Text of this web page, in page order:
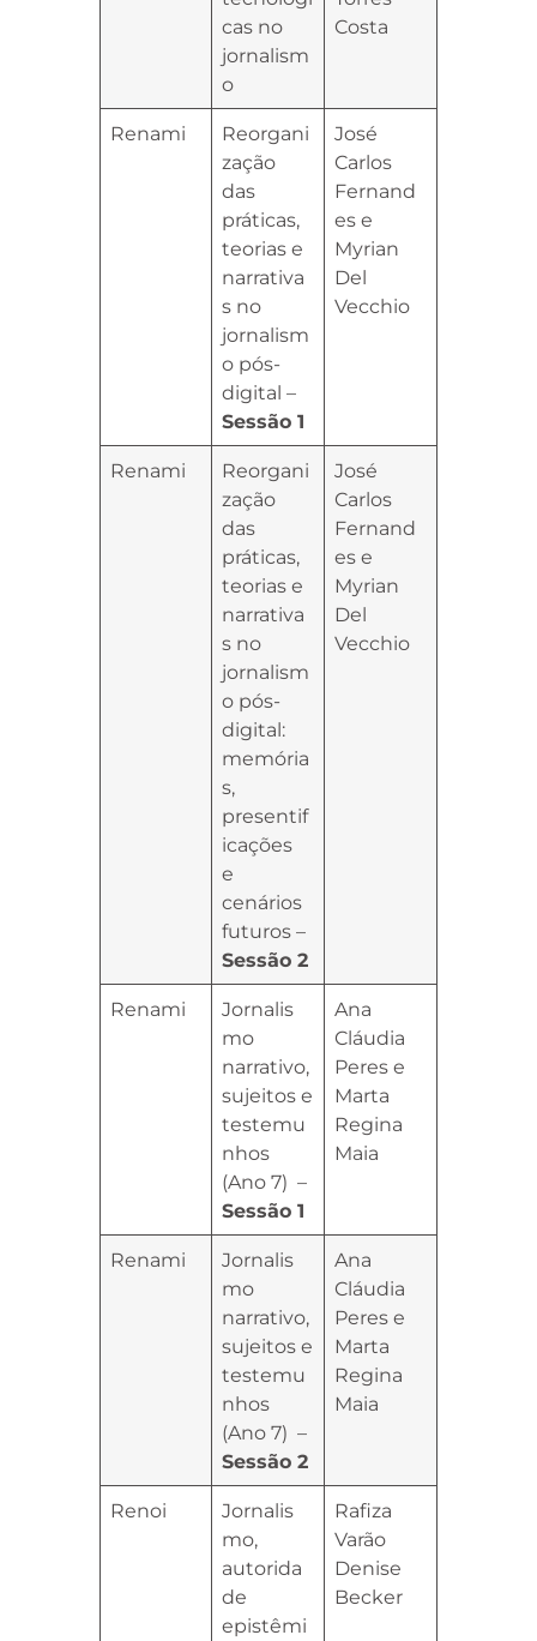
cas no
jornalism
o
Costa
Renami
Reorgani
zação
das
práticas,
teorias e
narrativa
s no
jornalism
o pós-
digital –
Sessão 1
José
Carlos
Fernand
es e
Myrian
Del
Vecchio
Renami
Reorgani
zação
das
práticas,
teorias e
narrativa
s no
jornalism
o pós-
digital:
memória
s,
presentif
icações
e
cenários
futuros –
Sessão 2
José
Carlos
Fernand
es e
Myrian
Del
Vecchio
Renami
Jornalis
mo
narrativo,
sujeitos e
testemu
nhos
(Ano 7) –
Sessão 1
Ana
Cláudia
Peres e
Marta
Regina
Maia
Renami
Jornalis
mo
narrativo,
sujeitos e
testemu
nhos
(Ano 7) –
Sessão 2
Ana
Cláudia
Peres e
Marta
Regina
Maia
Renoi
Jornalis
mo,
autorida
de
epistêmi
Rafiza
Varão
Denise
Becker